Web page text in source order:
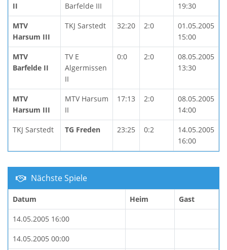
II
Barfelde III
19:30
MTV
Harsum III
TKJ Sarstedt 32:20 2:0
01.05.2005
15:00
MTV
Barfelde II
TV E
Algermissen
II
0:0 2:0
08.05.2005
13:30
MTV
Harsum III
MTV Harsum
II
17:13 2:0
08.05.2005
14:00
TKJ Sarstedt TG Freden 23:25 0:2
14.05.2005
16:00
Nächste Spiele
Datum Heim Gast
14.05.2005 16:00
14.05.2005 00:00